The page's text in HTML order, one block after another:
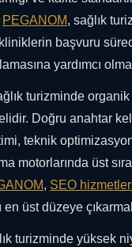
PEGANOM, sağlık
başvuru
yardımcı
turizminde organik
Doğru anahtar
teknik
motorlarında üst
, SEO
en üst düzeye
turizminde yüksek